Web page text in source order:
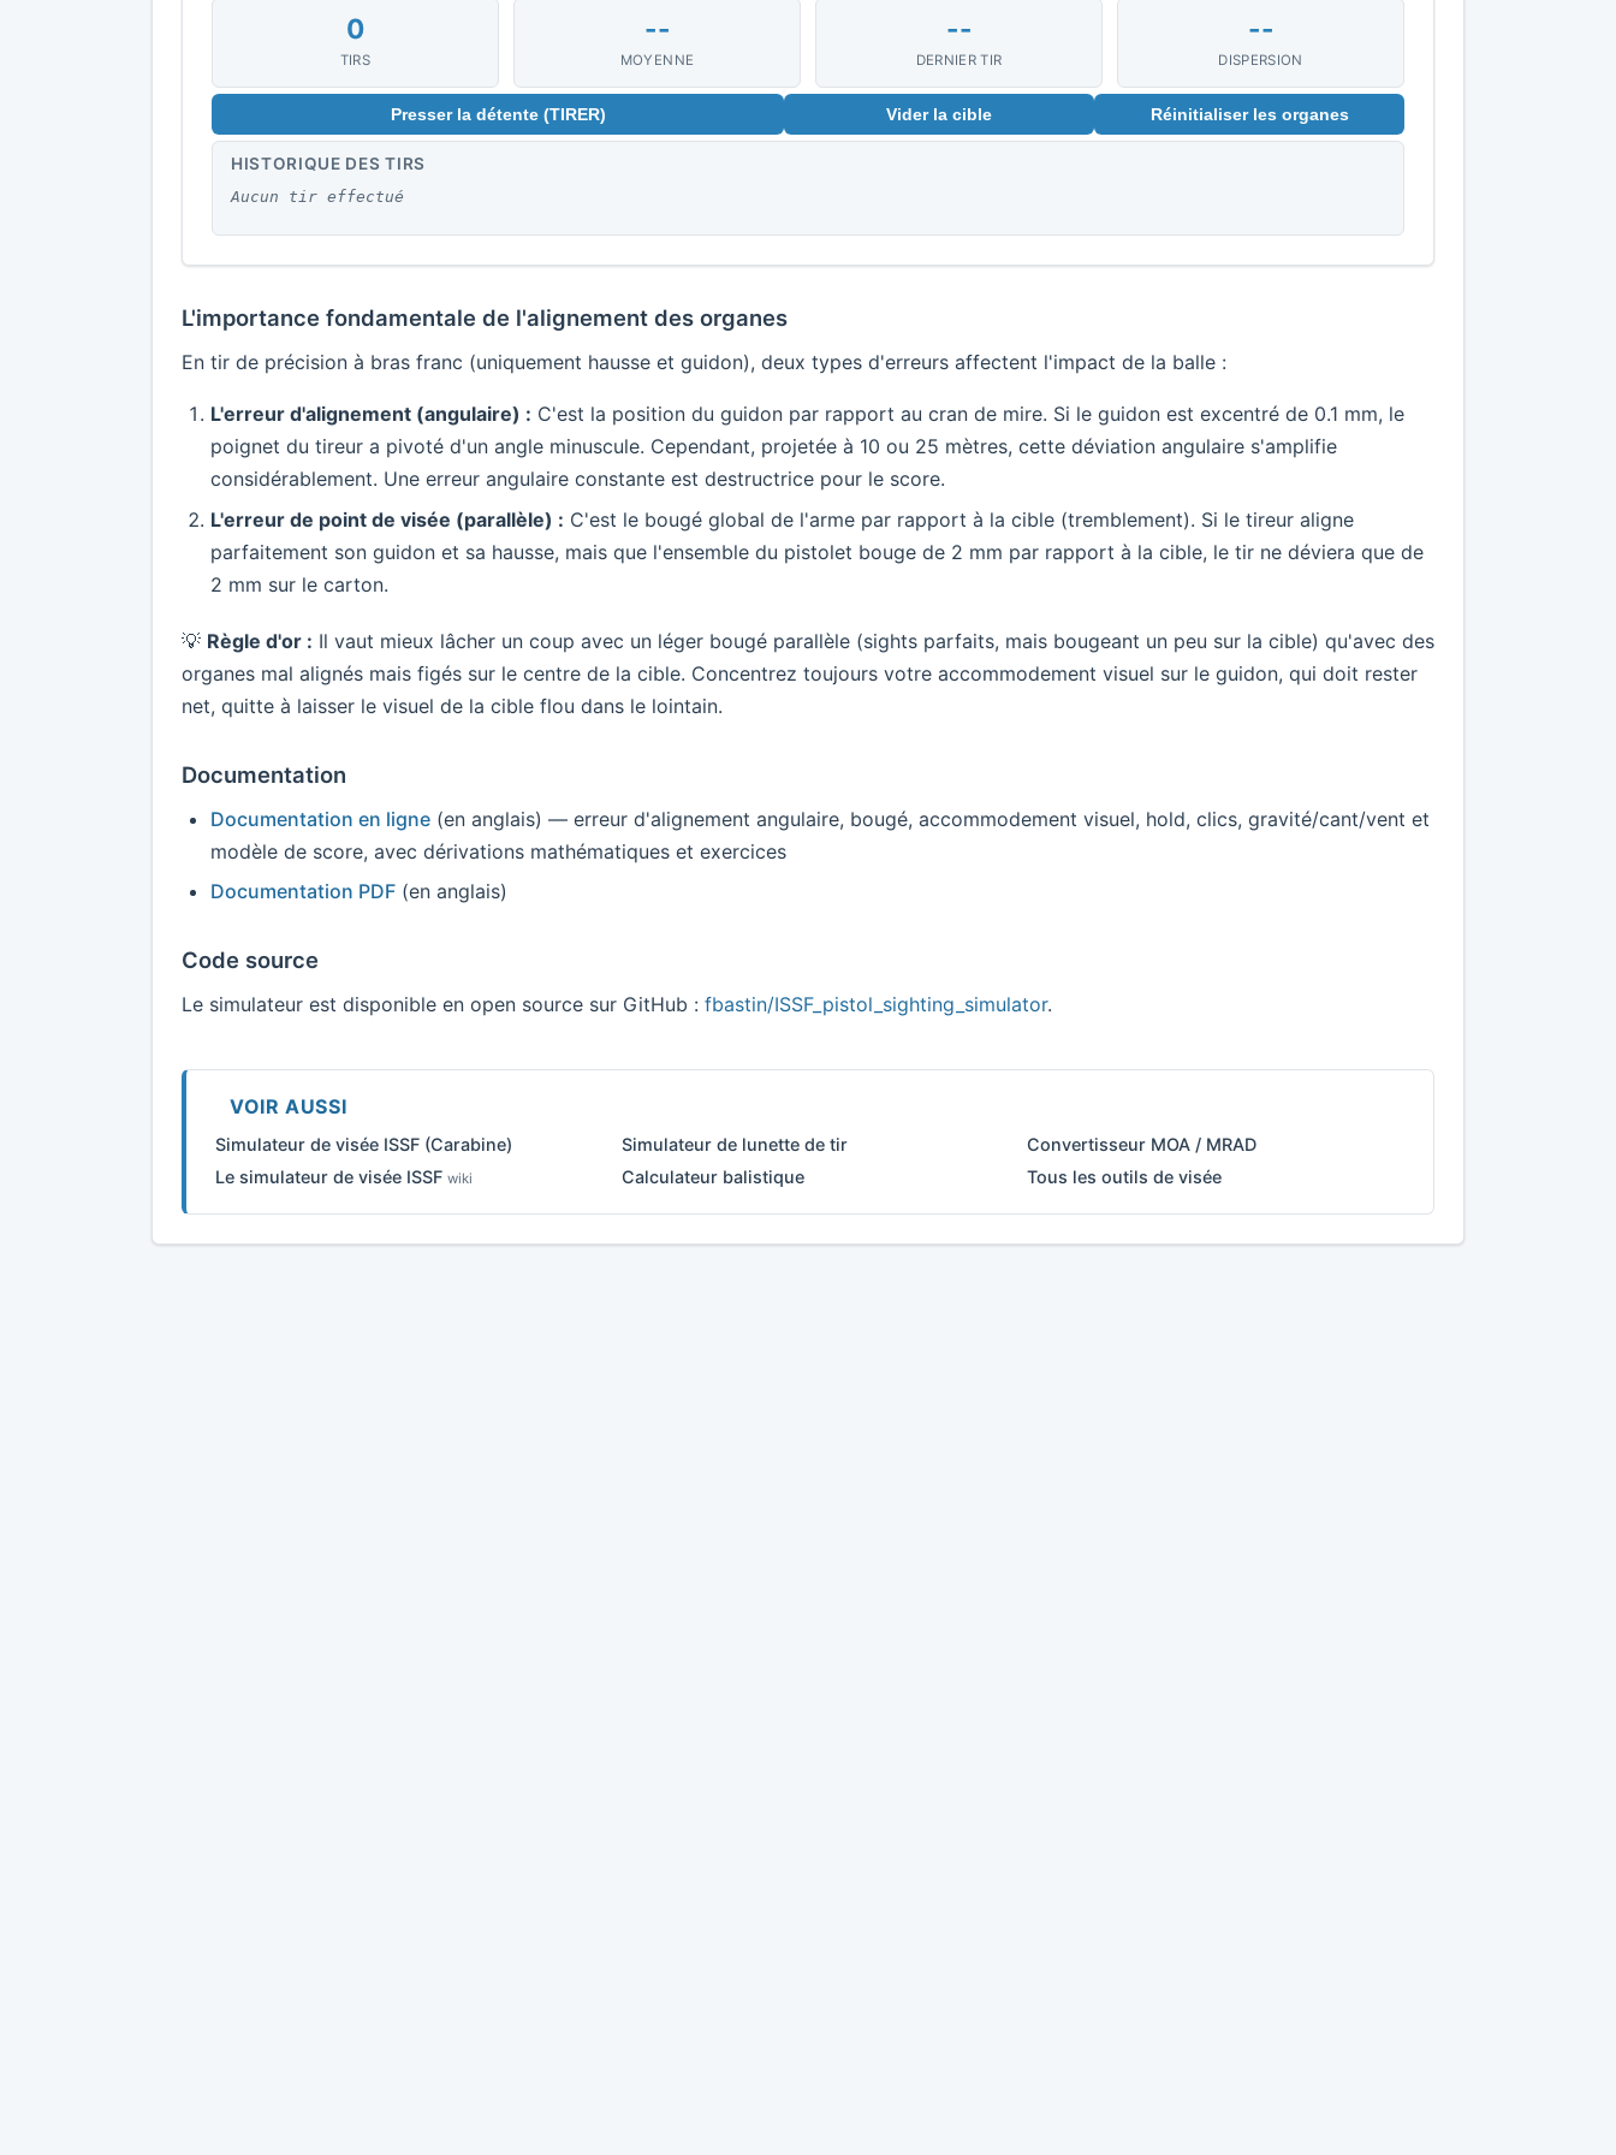
0
TIRS
--
MOYENNE
--
DERNIER TIR
--
DISPERSION
Presser la détente (TIRER) Vider la cible Réinitialiser les organes
HISTORIQUE DES TIRS
Aucun tir effectué
L'importance fondamentale de l'alignement des organes
En tir de précision à bras franc (uniquement hausse et guidon), deux types d'erreurs affectent l'impact de la balle :
L'erreur d'alignement (angulaire) : C'est la position du guidon par rapport au cran de mire. Si le guidon est excentré de 0.1 mm, le
poignet du tireur a pivoté d'un angle minuscule. Cependant, projetée à 10 ou 25 mètres, cette déviation angulaire s'amplifie
considérablement. Une erreur angulaire constante est destructrice pour le score.
L'erreur de point de visée (parallèle) : C'est le bougé global de l'arme par rapport à la cible (tremblement). Si le tireur aligne
parfaitement son guidon et sa hausse, mais que l'ensemble du pistolet bouge de 2 mm par rapport à la cible, le tir ne déviera que de
2 mm sur le carton.
💡 Règle d'or : Il vaut mieux lâcher un coup avec un léger bougé parallèle (sights parfaits, mais bougeant un peu sur la cible) qu'avec des
organes mal alignés mais figés sur le centre de la cible. Concentrez toujours votre accommodement visuel sur le guidon, qui doit rester
net, quitte à laisser le visuel de la cible flou dans le lointain.
Documentation
Documentation en ligne (en anglais) — erreur d'alignement angulaire, bougé, accommodement visuel, hold, clics, gravité/cant/vent et
modèle de score, avec dérivations mathématiques et exercices
Documentation PDF (en anglais)
Code source
Le simulateur est disponible en open source sur GitHub : fbastin/ISSF_pistol_sighting_simulator.
VOIR AUSSI
Simulateur de visée ISSF (Carabine) Simulateur de lunette de tir
Convertisseur MOA / MRAD
Le simulateur de visée ISSF wiki Calculateur balistique Tous les outils de visée